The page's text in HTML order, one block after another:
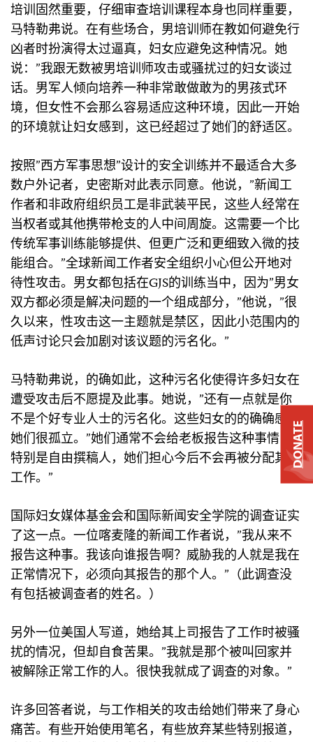
培训固然重要，仔细审查培训课程本身也同样重要，
马特勒弗说。在有些场合，男培训师在教如何避免行
凶者时扮演得太过逼真，妇女应避免这种情况。她
说：”我跟无数被男培训师攻击或骚扰过的妇女谈过
话。男军人倾向培养一种非常敢做敢为的男孩式环
境，但女性不会那么容易适应这种环境，因此一开始
的环境就让妇女感到，这已经超过了她们的舒适区。
按照”西方军事思想”设计的安全训练并不最适合大多
数户外记者，史密斯对此表示同意。他说，”新闻工
作者和非政府组织员工是非武装平民，这些人经常在
当权者或其他携带枪支的人中间周旋。这需要一个比
传统军事训练能够提供、但更广泛和更细致入微的技
能组合。”全球新闻工作者安全组织小心但公开地对
待性攻击。男女都包括在GJS的训练当中，因为”男女
双方都必须是解决问题的一个组成部分，”他说，”很
久以来，性攻击这一主题就是禁区，因此小范围内的
低声讨论只会加剧对该议题的污名化。”
马特勒弗说，的确如此，这种污名化使得许多妇女在
遭受攻击后不愿提及此事。她说，”还有一点就是你
不是个好专业人士的污名化。这些妇女的的确确感到
她们很孤立。”她们通常不会给老板报告这种事情，”
特别是自由撰稿人，她们担心今后不会再被分配其他
工作。”
国际妇女媒体基金会和国际新闻安全学院的调查证实
了这一点。一位喀麦隆的新闻工作者说，”我从来不
报告这种事。我该向谁报告啊？威胁我的人就是我在
正常情况下，必须向其报告的那个人。”（此调查没
有包括被调查者的姓名。）
另外一位美国人写道，她给其上司报告了工作时被骚
扰的情况，但却自食苦果。”我就是那个被叫回家并
被解除正常工作的人。很快我就成了调查的对象。”
许多回答者说，与工作相关的攻击给她们带来了身心
痛苦。有些开始使用笔名，有些放弃某些特别报道，
DONATE